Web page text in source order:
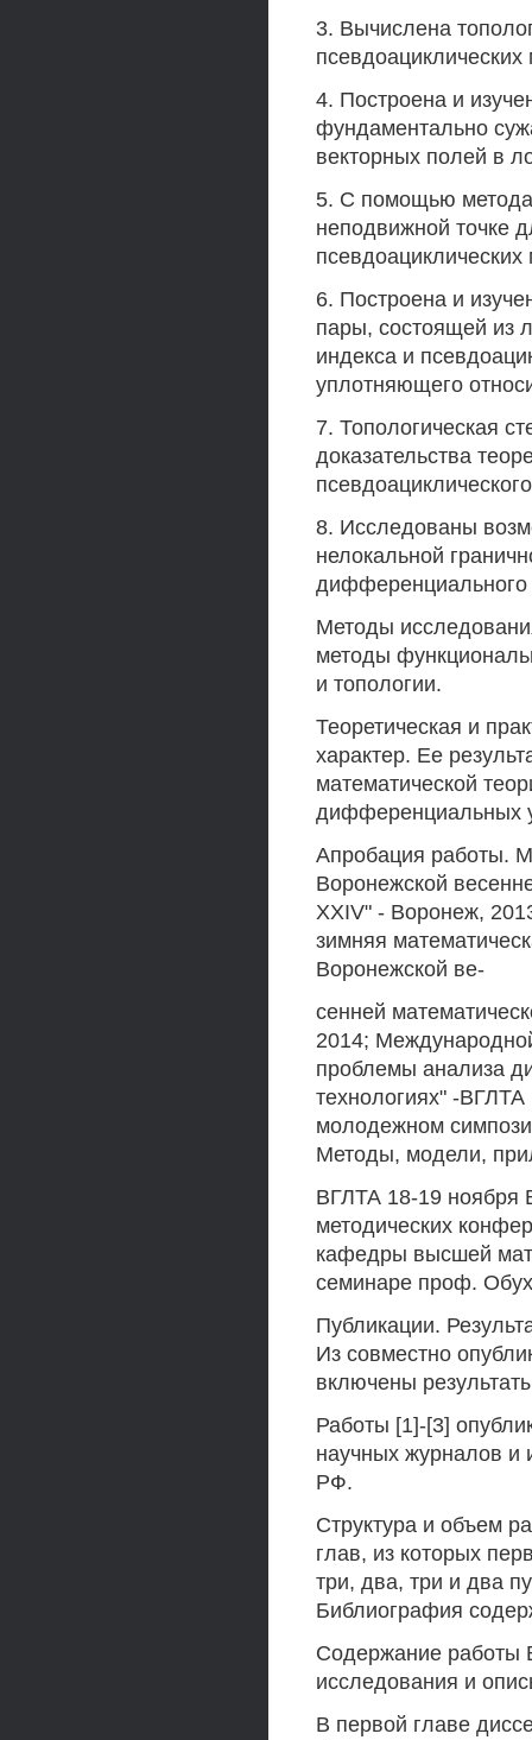
3. Вычислена
4. Построена и
фундаментально
векторных полей в
5. С помощью метода
неподвижной точке
6. Построена и
пары, состоящей из
индекса и
уплотняющего
7. Топологическая
доказательства
8. Исследованы
нелокальной
дифференциального
Методы
методы
и топологии.
Теоретическая и
характер. Ее
математической
дифференциальных
Апробация работы.
Воронежской
XXIV" - Воронеж,
зимняя
Воронежской ве-
сенней
2014;
проблемы анализа
технологиях" -
молодежном
Методы, модели,
ВГЛТА 18-19 ноября
методических
кафедры высшей
семинаре проф.
Публикации.
Из совместно
включены
Работы [1]-[3]
научных журналов и
РФ.
Структура и объем
глав, из которых
три, два, три и два
Библиография
Содержание работы
исследования и
В первой главе